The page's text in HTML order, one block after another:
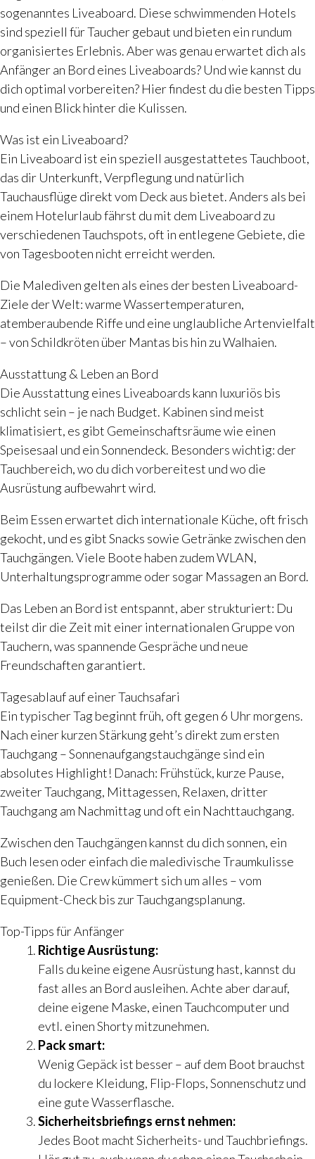
sogenanntes Liveaboard. Diese schwimmenden Hotels
sind speziell für Taucher gebaut und bieten ein rundum
organisiertes Erlebnis. Aber was genau erwartet dich als
Anfänger an Bord eines Liveaboards? Und wie kannst du
dich optimal vorbereiten? Hier findest du die besten Tipps
und einen Blick hinter die Kulissen.
Was ist ein Liveaboard?
Ein Liveaboard ist ein speziell ausgestattetes Tauchboot,
das dir Unterkunft, Verpflegung und natürlich
Tauchausflüge direkt vom Deck aus bietet. Anders als bei
einem Hotelurlaub fährst du mit dem Liveaboard zu
verschiedenen Tauchspots, oft in entlegene Gebiete, die
von Tagesbooten nicht erreicht werden.
Die Malediven gelten als eines der besten Liveaboard-
Ziele der Welt: warme Wassertemperaturen,
atemberaubende Riffe und eine unglaubliche Artenvielfalt
– von Schildkröten über Mantas bis hin zu Walhaien.
Ausstattung & Leben an Bord
Die Ausstattung eines Liveaboards kann luxuriös bis
schlicht sein – je nach Budget. Kabinen sind meist
klimatisiert, es gibt Gemeinschaftsräume wie einen
Speisesaal und ein Sonnendeck. Besonders wichtig: der
Tauchbereich, wo du dich vorbereitest und wo die
Ausrüstung aufbewahrt wird.
Beim Essen erwartet dich internationale Küche, oft frisch
gekocht, und es gibt Snacks sowie Getränke zwischen den
Tauchgängen. Viele Boote haben zudem WLAN,
Unterhaltungsprogramme oder sogar Massagen an Bord.
Das Leben an Bord ist entspannt, aber strukturiert: Du
teilst dir die Zeit mit einer internationalen Gruppe von
Tauchern, was spannende Gespräche und neue
Freundschaften garantiert.
Tagesablauf auf einer Tauchsafari
Ein typischer Tag beginnt früh, oft gegen 6 Uhr morgens.
Nach einer kurzen Stärkung geht’s direkt zum ersten
Tauchgang – Sonnenaufgangstauchgänge sind ein
absolutes Highlight! Danach: Frühstück, kurze Pause,
zweiter Tauchgang, Mittagessen, Relaxen, dritter
Tauchgang am Nachmittag und oft ein Nachttauchgang.
Zwischen den Tauchgängen kannst du dich sonnen, ein
Buch lesen oder einfach die maledivische Traumkulisse
genießen. Die Crew kümmert sich um alles – vom
Equipment-Check bis zur Tauchgangsplanung.
Top-Tipps für Anfänger
Richtige Ausrüstung:
Falls du keine eigene Ausrüstung hast, kannst du
fast alles an Bord ausleihen. Achte aber darauf,
deine eigene Maske, einen Tauchcomputer und
evtl. einen Shorty mitzunehmen.
Pack smart:
Wenig Gepäck ist besser – auf dem Boot brauchst
du lockere Kleidung, Flip-Flops, Sonnenschutz und
eine gute Wasserflasche.
Sicherheitsbriefings ernst nehmen:
Jedes Boot macht Sicherheits- und Tauchbriefings.